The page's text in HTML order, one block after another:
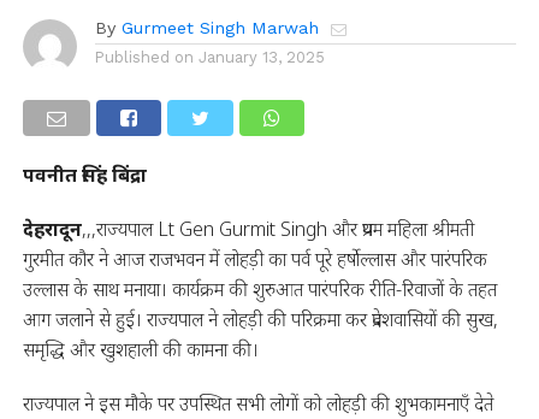
By Gurmeet Singh Marwah
Published on January 13, 2025
पवनीत सिंह बिंद्रा
देहरादून,,,राज्यपाल Lt Gen Gurmit Singh और प्रथम महिला श्रीमती
गुरमीत कौर ने आज राजभवन में लोहड़ी का पर्व पूरे हर्षोल्लास और पारंपरिक
उल्लास के साथ मनाया। कार्यक्रम की शुरुआत पारंपरिक रीति-रिवाजों के तहत
आग जलाने से हुई। राज्यपाल ने लोहड़ी की परिक्रमा कर प्रदेशवासियों की सुख,
समृद्धि और खुशहाली की कामना की।
राज्यपाल ने इस मौके पर उपस्थित सभी लोगों को लोहड़ी की शुभकामनाएँ देते